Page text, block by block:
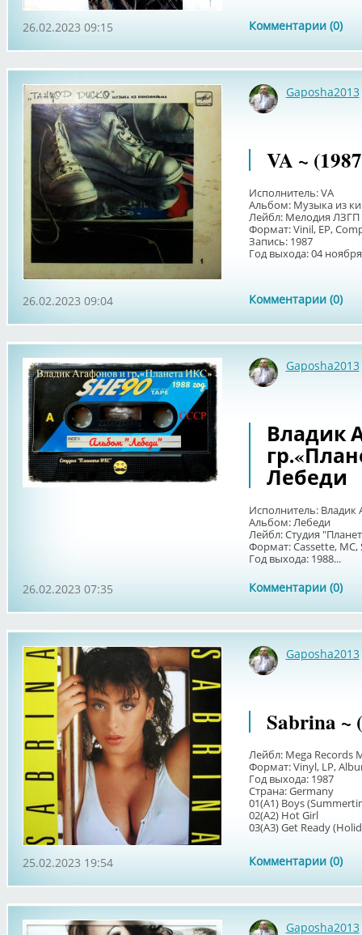
Комментарии (0)
26.02.2023 09:15
Gaposha2013
VA ~
Исполнитель: VA
Альбом: Музыка из
Лейбл: Мелодия ЛЗГП
Формат: Vinil, EP,
Запись: 1987
Год выхода: 04
Комментарии (0)
26.02.2023 09:04
Gaposha2013
Владик
Лебеди
Исполнитель: Владик
Альбом: Лебеди
Лейбл: Студия
Формат: Cassette,
Год выхода: 1988...
Комментарии (0)
26.02.2023 07:35
Gaposha2013
Sabrina ~
Лейбл: Mega Records
Формат: Vinyl, LP,
Год выхода: 1987
Страна: Germany
01(А1) Boys
02(А2) Hot Girl
03(А3) Get Ready
Комментарии (0)
25.02.2023 19:54
Gaposha2013